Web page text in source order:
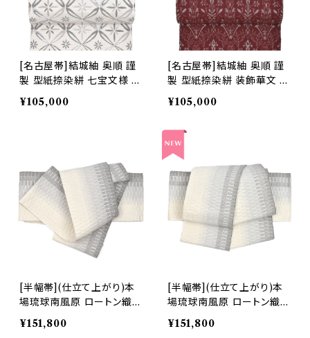
[名古屋帯]結城紬 奥順 謹
製 型紙捺染絣 七宝文様 八
寸帯 正絹 日本製(商品番
号:22495)
¥105,000
[名古屋帯]結城紬 奥順 謹
製 型紙捺染絣 装飾華文 八
寸帯 正絹 日本製(商品番
号:22496)
¥105,000
[半幅帯](仕立て上がり)本
場琉球南風原 ロートン織
名門 丸正織物 謹製『maru
masa.fab』手織り 正絹 日
¥151,800
[半幅帯](仕立て上がり)本
場琉球南風原 ロートン織
名門 丸正織物 謹製『maru
masa.fab』手織り 正絹 日
¥151,800